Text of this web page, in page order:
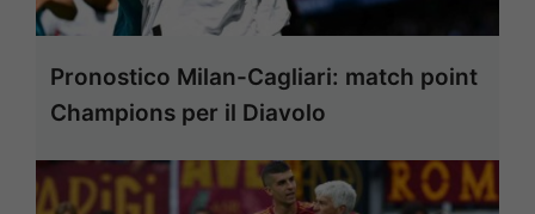
Pronostico Milan-Cagliari: match point
Champions per il Diavolo